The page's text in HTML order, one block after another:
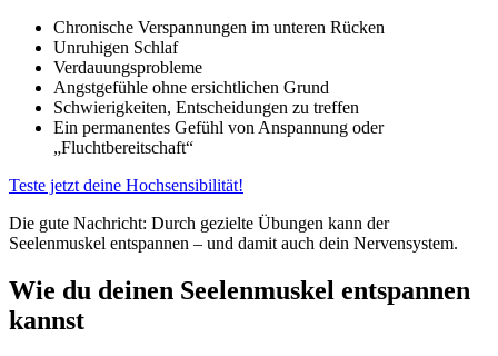
Chronische Verspannungen im unteren Rücken
Unruhigen Schlaf
Verdauungsprobleme
Angstgefühle ohne ersichtlichen Grund
Schwierigkeiten, Entscheidungen zu treffen
Ein permanentes Gefühl von Anspannung oder
„Fluchtbereitschaft“
Teste jetzt deine Hochsensibilität!
Die gute Nachricht: Durch gezielte Übungen kann der
Seelenmuskel entspannen – und damit auch dein Nervensystem.
Wie du deinen Seelenmuskel entspannen
kannst